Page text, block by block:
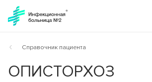
Справочник пациента
ОПИСТОРХОЗ
Назад
О БОЛЬНИЦЕ
Назад
ОТДЕЛЕНИЯ
Назад
УСЛУГИ
Назад
ПАЦИЕНТАМ